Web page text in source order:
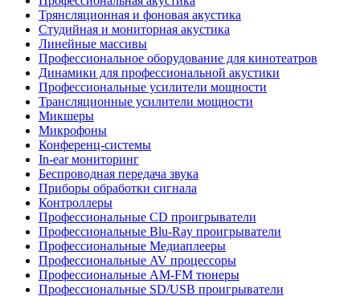
Трянсляционная и фоновая акустика
Студийная и мониторная акустика
Линейные массивы
Профессиональное оборудование для кинотеатров
Динамики для профессиональной акустики
Профессиональные усилители мощности
Трансляционные усилители мощности
Микшеры
Микрофоны
Конференц-системы
In-ear мониторинг
Беспроводная передача звука
Приборы обработки сигнала
Контроллеры
Профессиональные СD проигрыватели
Профессиональные Blu-Ray проигрыватели
Профессиональные Медиаплееры
Профессиональные AV процессоры
Профессиональные AM-FM тюнеры
Профессиональные SD/USB проигрыватели